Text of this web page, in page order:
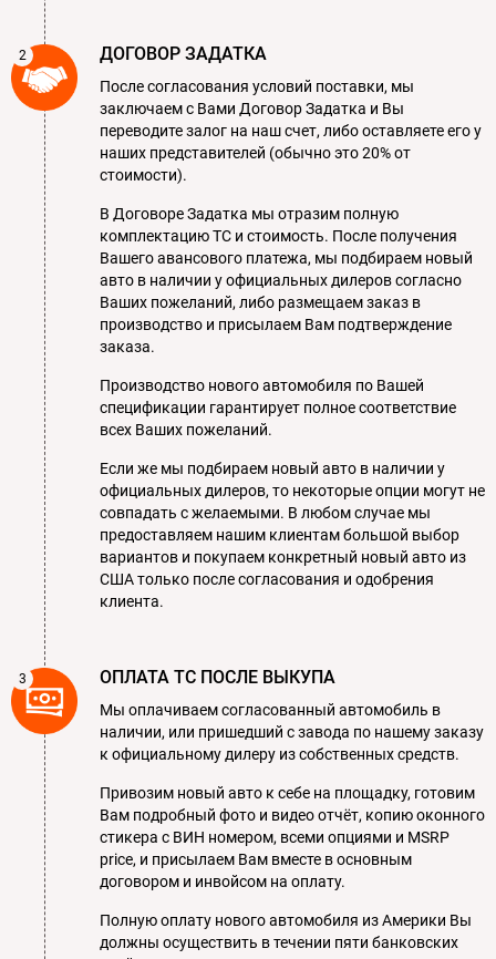
ДОГОВОР ЗАДАТКА
После согласования условий поставки, мы
заключаем с Вами Договор Задатка и Вы
переводите залог на наш счет, либо оставляете его у
наших представителей (обычно это 20% от
стоимости).
В Договоре Задатка мы отразим полную
комплектацию ТС и стоимость. После получения
Вашего авансового платежа, мы подбираем новый
авто в наличии у официальных дилеров согласно
Ваших пожеланий, либо размещаем заказ в
производство и присылаем Вам подтверждение
заказа.
Производство нового автомобиля по Вашей
спецификации гарантирует полное соответствие
всех Ваших пожеланий.
Если же мы подбираем новый авто в наличии у
официальных дилеров, то некоторые опции могут не
совпадать с желаемыми. В любом случае мы
предоставляем нашим клиентам большой выбор
вариантов и покупаем конкретный новый авто из
США только после согласования и одобрения
клиента.
ОПЛАТА ТС ПОСЛЕ ВЫКУПА
Мы оплачиваем согласованный автомобиль в
наличии, или пришедший с завода по нашему заказу
к официальному дилеру из собственных средств.
Привозим новый авто к себе на площадку, готовим
Вам подробный фото и видео отчёт, копию оконного
стикера с ВИН номером, всеми опциями и MSRP
price, и присылаем Вам вместе в основным
договором и инвойсом на оплату.
Полную оплату нового автомобиля из Америки Вы
должны осуществить в течении пяти банковских